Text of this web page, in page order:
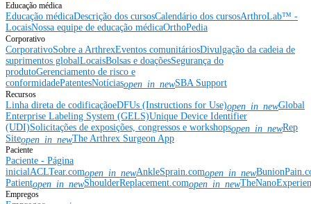
Educação médica
Educação médicaDescrição dos cursosCalendário dos cursosArthroLab™ -
LocaisNossa equipe de educação médicaOrthoPedia
Corporativo
CorporativoSobre a ArthrexEventos comunitáriosDivulgação da cadeia de
suprimentos globalLocaisBolsas e doaçõesSegurança do
produtoGerenciamento de risco e
conformidadePatentesNotíciasopen_in_newSBA Support
Recursos
Linha direta de codificaçãoeDFUs (Instructions for Use)open_in_newGlobal
Enterprise Labeling System (GELS)Unique Device Identifier
(UDI)Solicitações de exposições, congressos e workshopsopen_in_newRep
Siteopen_in_newThe Arthrex Surgeon App
Paciente
Paciente - Página
inicial ACLTear.comopen_in_newAnkleSprain.comopen_in_new
Patientopen_in_newShoulderReplacement.comopen_in_new
Empregos